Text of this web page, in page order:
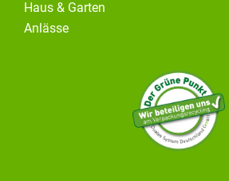
Haus & Garten
Anlässe